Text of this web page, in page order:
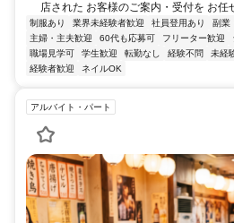
店された お客様のご案内・受付を お任
制服あり 業界未経験者歓迎 社員登用あり 副業
主婦・主夫歓迎
60代も応募可 フリーター歓迎
職場見学可
学生歓迎 転勤なし 経験不問 未経
経験者歓迎
ネイルOK
アルバイト・パート